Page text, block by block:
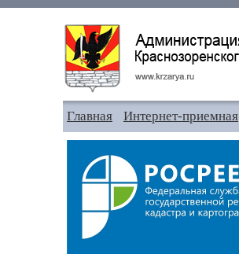
Главная Интернет-приемная